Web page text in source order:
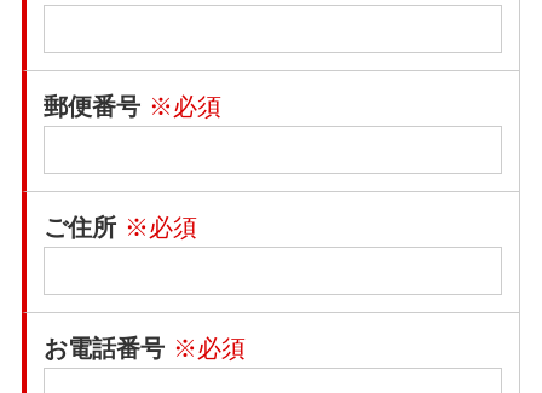
郵便番号 ※必須
ご住所 ※必須
お電話番号 ※必須